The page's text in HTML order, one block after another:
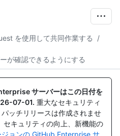
を使用して共同作業する
/
が確認できるようにする
サーバーはこの日付を
07-01. 重大なセキュリティ
ッチリリースは作成されませ
セキュリティの向上、新機能の
ジョンの GitHub Enterprise サ